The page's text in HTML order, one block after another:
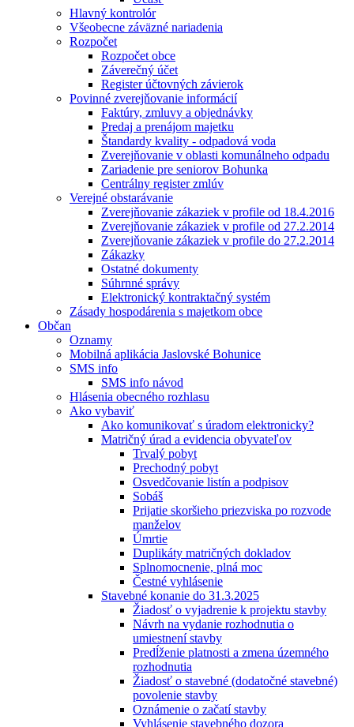
Hlavný kontrolór
Všeobecne záväzné nariadenia
Rozpočet
Rozpočet obce
Záverečný účet
Register účtovných závierok
Povinné zverejňovanie informácií
Faktúry, zmluvy a objednávky
Predaj a prenájom majetku
Štandardy kvality - odpadová voda
Zverejňovanie v oblasti komunálneho odpadu
Zariadenie pre seniorov Bohunka
Centrálny register zmlúv
Verejné obstarávanie
Zverejňovanie zákaziek v profile od 18.4.2016
Zverejňovanie zákaziek v profile od 27.2.2014
Zverejňovanie zákaziek v profile do 27.2.2014
Zákazky
Ostatné dokumenty
Súhrnné správy
Elektronický kontraktačný systém
Zásady hospodárenia s majetkom obce
Občan
Oznamy
Mobilná aplikácia Jaslovské Bohunice
SMS info
SMS info návod
Hlásenia obecného rozhlasu
Ako vybaviť
Ako komunikovať s úradom elektronicky?
Matričný úrad a evidencia obyvateľov
Trvalý pobyt
Prechodný pobyt
Osvedčovanie listín a podpisov
Sobáš
Prijatie skoršieho priezviska po rozvode
manželov
Úmrtie
Duplikáty matričných dokladov
Splnomocnenie, plná moc
Čestné vyhlásenie
Stavebné konanie do 31.3.2025
Žiadosť o vyjadrenie k projektu stavby
Návrh na vydanie rozhodnutia o
umiestnení stavby
Predĺženie platnosti a zmena územného
rozhodnutia
Žiadosť o stavebné (dodatočné stavebné)
povolenie stavby
Oznámenie o začatí stavby
Vyhlásenie stavebného dozora